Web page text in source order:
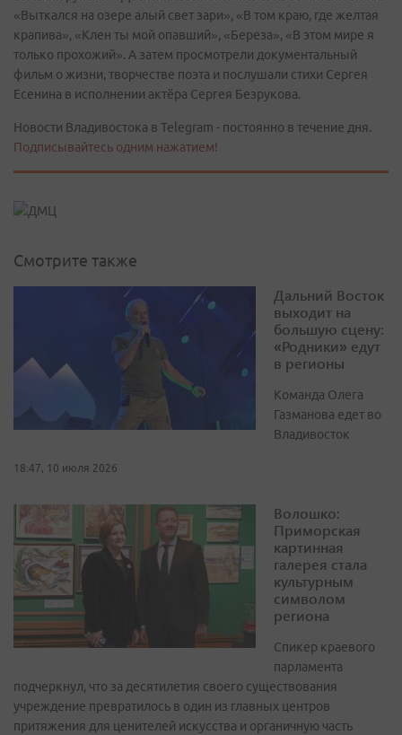
«Выткался на озере алый свет зари», «В том краю, где желтая
крапива», «Клен ты мой опавший», «Береза», «В этом мире я
только прохожий». А затем просмотрели документальный
фильм о жизни, творчестве поэта и послушали стихи Сергея
Есенина в исполнении актёра Сергея Безрукова.
Новости Владивостока в Telegram - постоянно в течение дня.
Подписывайтесь одним нажатием!
Смотрите также
Дальний Восток
выходит на
большую сцену:
«Родники» едут
в регионы
Команда Олега
Газманова едет во
Владивосток
18:47, 10 июля 2026
Волошко:
Приморская
картинная
галерея стала
культурным
символом
региона
Спикер краевого
парламента
подчеркнул, что за десятилетия своего существования
учреждение превратилось в один из главных центров
притяжения для ценителей искусства и органичную часть